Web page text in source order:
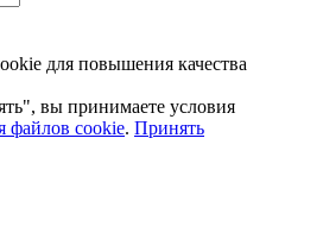
для повышения качества
вы принимаете условия
файлов cookie. Принять